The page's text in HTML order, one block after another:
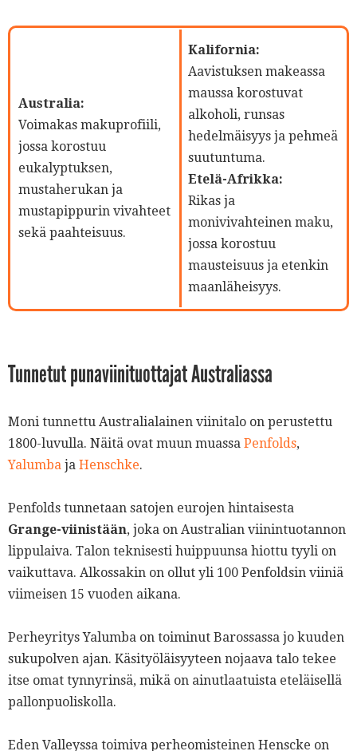
Australia:
Voimakas makuprofiili,
jossa korostuu
eukalyptuksen,
mustaherukan ja
mustapippurin vivahteet
sekä paahteisuus.
Kalifornia:
Aavistuksen makeassa
maussa korostuvat
alkoholi, runsas
hedelmäisyys ja pehmeä
suutuntuma.
Etelä-Afrikka:
Rikas ja
monivivahteinen maku,
jossa korostuu
mausteisuus ja etenkin
maanläheisyys.
Tunnetut punaviinituottajat Australiassa
Moni tunnettu Australialainen viinitalo on perustettu
1800-luvulla. Näitä ovat muun muassa Penfolds,
Yalumba ja Henschke.
Penfolds tunnetaan satojen eurojen hintaisesta
Grange-viinistään, joka on Australian viinintuotannon
lippulaiva. Talon teknisesti huippuunsa hiottu tyyli on
vaikuttava. Alkossakin on ollut yli 100 Penfoldsin viiniä
viimeisen 15 vuoden aikana.
Perheyritys Yalumba on toiminut Barossassa jo kuuden
sukupolven ajan. Käsityöläisyyteen nojaava talo tekee
itse omat tynnyrinsä, mikä on ainutlaatuista eteläisellä
pallonpuoliskolla.
Eden Valleyssa toimiva perheomisteinen Henscke on